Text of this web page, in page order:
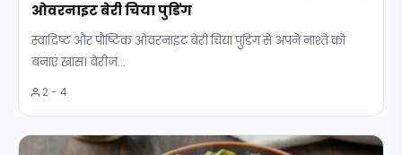
ओवरनाइट बेरी चिया पुडिंग
स्वादिष्ट और पौष्टिक ओवरनाइट बेरी चिया पुडिंग से अपने नाश्ते को
बनाएं खास। बेरीज...
2 - 4